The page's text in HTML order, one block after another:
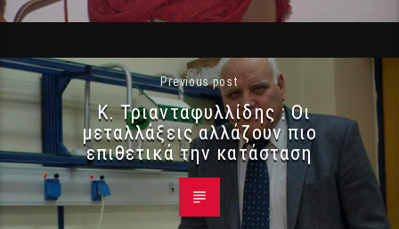
Previous post
Κ. Τριανταφυλλίδης : Οι
μεταλλάξεις αλλάζουν πιο
επιθετικά την κατάσταση